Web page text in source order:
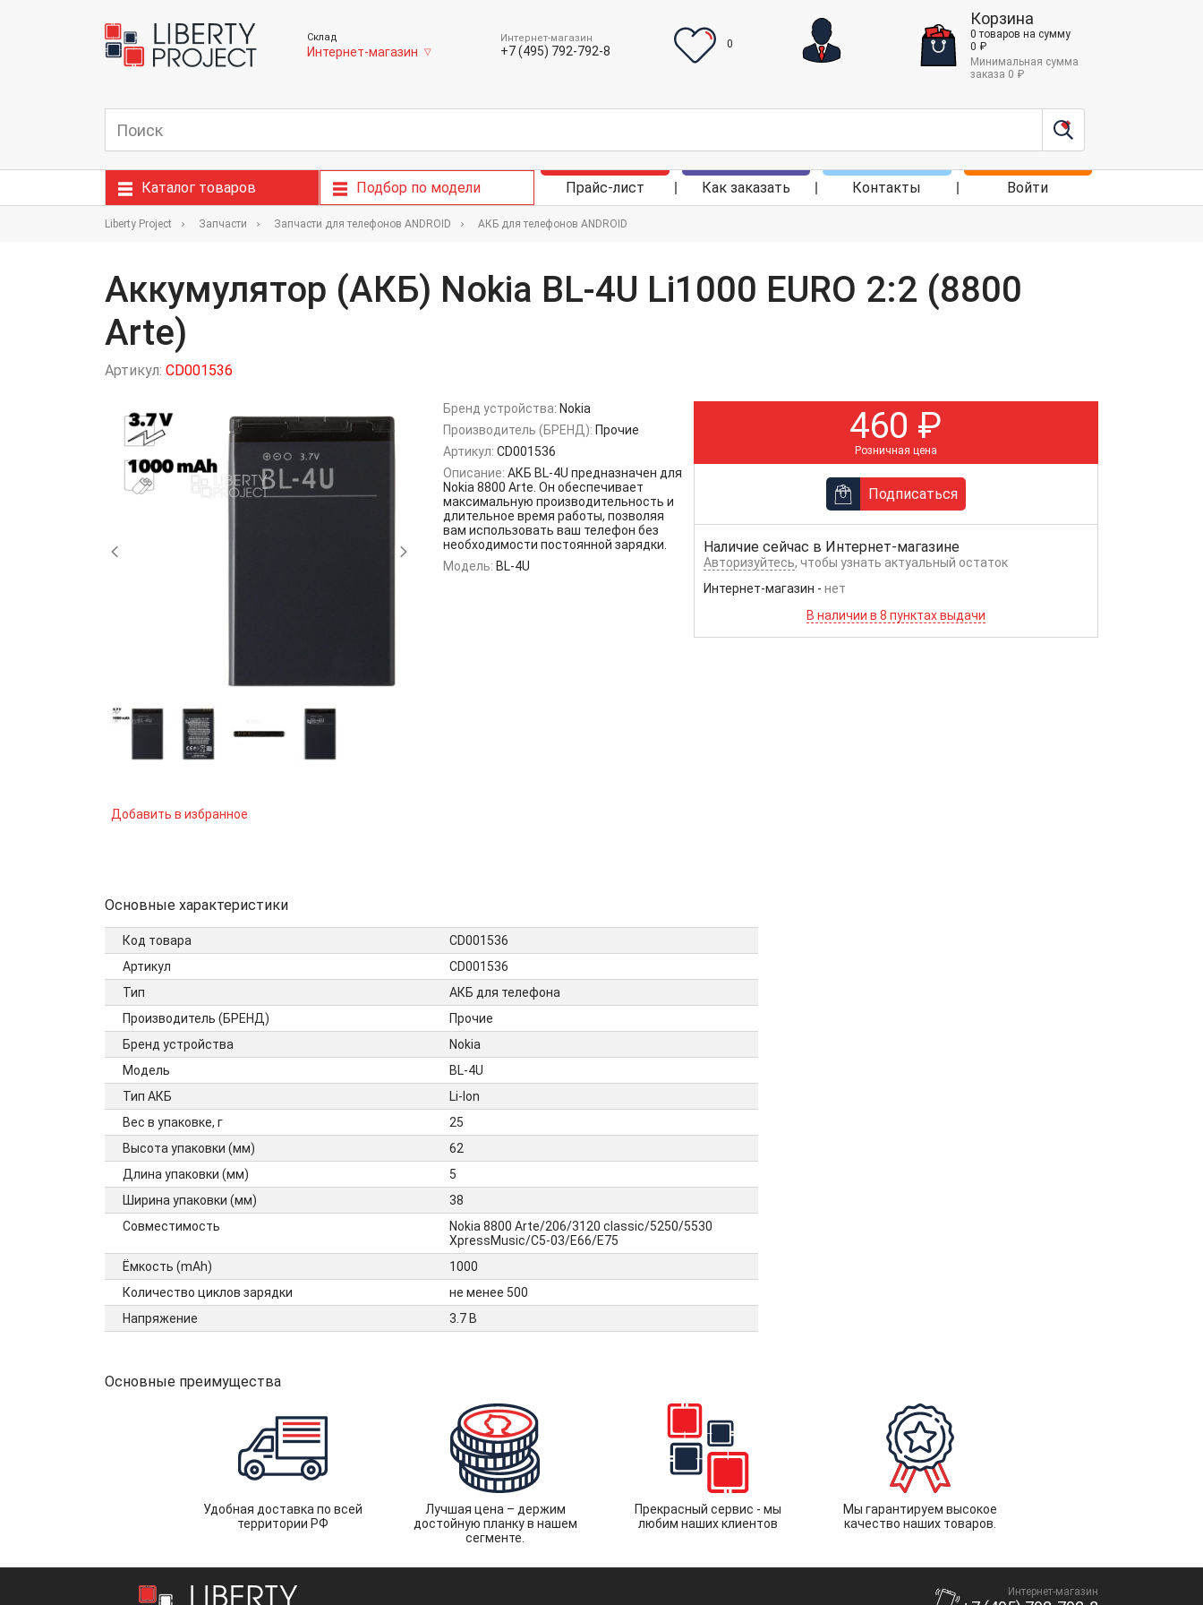
Склад
Интернет-магазин ▽
Интернет-магазин
+7 (495) 792-792-8
0
Корзина
0 товаров на сумму
0 ₽
Минимальная сумма
заказа 0 ₽
Каталог товаров Подбор по модели Прайс-лист Как заказать Контакты Войти
Liberty Project Запчасти Запчасти для телефонов ANDROID АКБ для телефонов ANDROID
Аккумулятор (АКБ) Nokia BL-4U Li1000 EURO 2:2 (8800
Arte)
Артикул: CD001536
Добавить в избранное
Бренд устройства: Nokia
Производитель (БРЕНД): Прочие
Артикул: CD001536
Описание: АКБ BL-4U предназначен для
Nokia 8800 Arte. Он обеспечивает
максимальную производительность и
длительное время работы, позволяя
вам использовать ваш телефон без
необходимости постоянной зарядки.
Модель: BL-4U
460 ₽
Розничная цена
Подписаться
Наличие сейчас в Интернет-магазине
Авторизуйтесь, чтобы узнать актуальный остаток
Интернет-магазин - нет
В наличии в 8 пунктах выдачи
Основные характеристики
Код товара
CD001536
Артикул
CD001536
Тип
АКБ для телефона
Производитель (БРЕНД)
Прочие
Бренд устройства
Nokia
Модель
BL-4U
Тип АКБ
Li-Ion
Вес в упаковке, г
25
Высота упаковки (мм)
62
Длина упаковки (мм)
5
Ширина упаковки (мм)
38
Совместимость
Nokia 8800 Arte/206/3120 classic/5250/5530
XpressMusic/C5-03/E66/E75
Ёмкость (mAh)
1000
Количество циклов зарядки
не менее 500
Напряжение
3.7 В
Основные преимущества
Удобная доставка по всей
территории РФ
Лучшая цена – держим
достойную планку в нашем
сегменте.
Прекрасный сервис - мы
любим наших клиентов
Мы гарантируем высокое
качество наших товаров.
Интернет-магазин